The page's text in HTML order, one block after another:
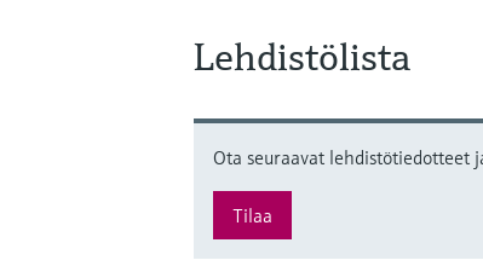
Lehdistölista
Ota seuraavat lehdistötiedotteet
Tilaa